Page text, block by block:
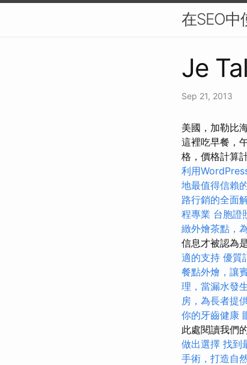
在SEO
Je
Sep 21, 2013
美國，加勒比
這裡吃早餐，
格，價格計算
利用
地最值得信賴
路行銷的全面
程專業 台胞證
緻外燴茶點，
信息才被認為
適的支持 優質
餐點外燴，讓
理，當漏水發
房，為長者提
你的牙齒健康
此處閱讀我們
做出選擇 找到
手術，打造自